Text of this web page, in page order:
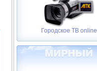
Городское ТВ online